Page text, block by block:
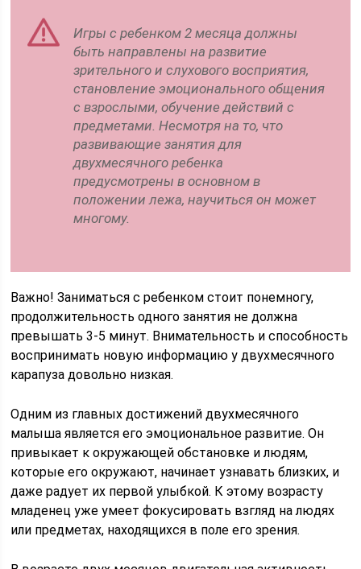
Игры с ребенком 2 месяца должны
быть направлены на развитие
зрительного и слухового восприятия,
становление эмоционального общения
с взрослыми, обучение действий с
предметами. Несмотря на то, что
развивающие занятия для
двухмесячного ребенка
предусмотрены в основном в
положении лежа, научиться он может
многому.
Важно! Заниматься с ребенком стоит понемногу,
продолжительность одного занятия не должна
превышать 3-5 минут. Внимательность и способность
воспринимать новую информацию у двухмесячного
карапуза довольно низкая.
Одним из главных достижений двухмесячного
малыша является его эмоциональное развитие. Он
привыкает к окружающей обстановке и людям,
которые его окружают, начинает узнавать близких, и
даже радует их первой улыбкой. К этому возрасту
младенец уже умеет фокусировать взгляд на людях
или предметах, находящихся в поле его зрения.